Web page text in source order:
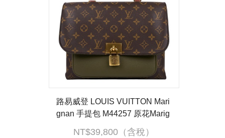
路易威登 LOUIS VUITTON Mari
gnan 手提包 M44257 原花Marig
NT$39,800（含稅）